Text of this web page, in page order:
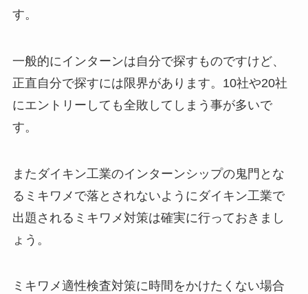
す。
一般的にインターンは自分で探すものですけど、
正直自分で探すには限界があります。10社や20社
にエントリーしても全敗してしまう事が多いで
す。
またダイキン工業のインターンシップの鬼門とな
るミキワメで落とされないようにダイキン工業で
出題されるミキワメ対策は確実に行っておきまし
ょう。
ミキワメ適性検査対策に時間をかけたくない場合